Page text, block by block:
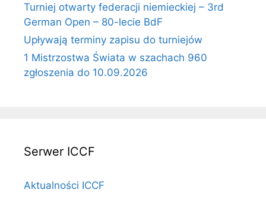
Turniej otwarty federacji niemieckiej – 3rd
German Open – 80-lecie BdF
Upływają terminy zapisu do turniejów
1 Mistrzostwa Świata w szachach 960
zgłoszenia do 10.09.2026
Serwer ICCF
Aktualności ICCF